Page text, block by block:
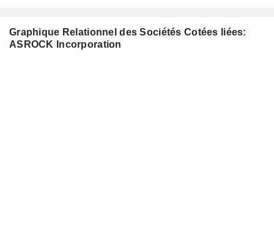
Graphique Relationnel des Sociétés Cotées liées:
ASROCK Incorporation